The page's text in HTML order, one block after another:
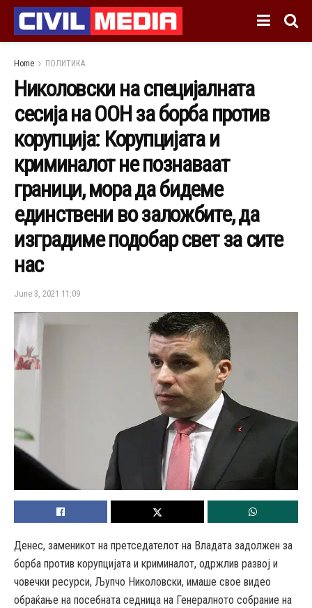
Home ПОЛИТИКА
Николовски на специјалната
сесија на ООН за борба против
корупција: Корупцијата и
криминалот не познаваат
граници, мора да бидеме
единствени во заложбите, да
изградиме подобар свет за сите
нас
June 3, 2021 11:09
Денес, заменикот на претседателот на Владата задолжен за
борба против корупцијата и криминалот, одржлив развој и
човечки ресурси, Љупчо Николовски, имаше свое видео
обраќање на посебната седница на Генералното собрание на